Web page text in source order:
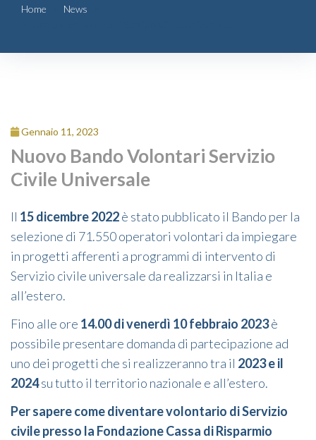
Contributi
Comunicazione
Contatti
Home
News
Gennaio 11, 2023
Nuovo Bando Volontari Servizio
Civile Universale
Il 15 dicembre 2022è stato pubblicato il Bando per la
selezione di 71.550 operatori volontari da impiegare
in progetti afferenti a programmi di intervento di
Servizio civile universale da realizzarsi in Italia e
all’estero.
Fino alle ore 14.00 di venerdì 10 febbraio 2023è
possibile presentare domanda di partecipazione ad
uno dei progetti che si realizzeranno tra il 2023 e il
2024su tutto il territorio nazionale e all’estero.
Per sapere come diventare volontario di Servizio
civile presso la Fondazione Cassa di Risparmio